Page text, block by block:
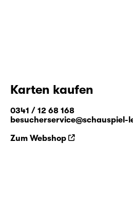
Karten kaufen
0341 / 12 68 168
besucherservice@schauspiel-
Zum Webshop